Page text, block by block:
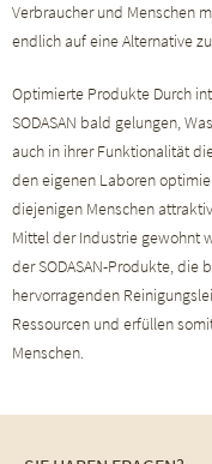
Verbraucher und Menschen
endlich auf eine Alternative
Optimierte Produkte Durch
SODASAN bald gelungen,
auch in ihrer Funktionalität
den eigenen Laboren
diejenigen Menschen
Mittel der Industrie gewohnt
der SODASAN-Produkte, die
hervorragenden
Ressourcen und erfüllen
Menschen.